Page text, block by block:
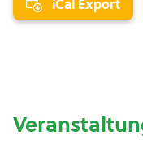
iCal Export